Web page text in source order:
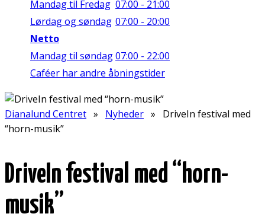
Mandag til Fredag 07:00 - 21:00
Lørdag og søndag 07:00 - 20:00
Netto
Mandag til søndag07:00 - 22:00
Caféer har andre åbningstider
Dianalund Centret » Nyheder » DriveIn festival med
“horn-musik”
DriveIn festival med “horn-
musik”